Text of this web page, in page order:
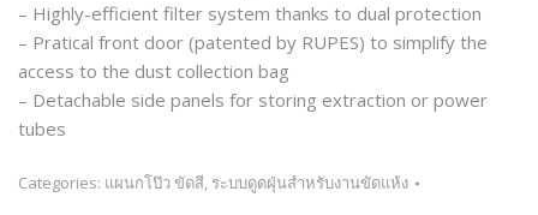
– Highly-efficient filter system thanks to dual protection
– Pratical front door (patented by RUPES) to simplify the
access to the dust collection bag
– Detachable side panels for storing extraction or power
tubes
Categories: แผนกโป๊ว ขัดสี, ระบบดูดฝุ่นสำหรับงานขัดแห้ง